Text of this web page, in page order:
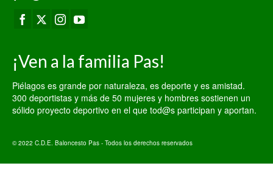
¡Ven a la familia Pas!
Piélagos es grande por naturaleza, es deporte y es amistad.
300 deportistas y más de 50 mujeres y hombres sostienen un
sólido proyecto deportivo en el que tod@s participan y aportan.
© 2022 C.D.E. Baloncesto Pas - Todos los derechos reservados